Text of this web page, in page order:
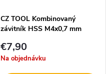
CZ TOOL Kombinovaný
závitník HSS M4x0,7 mm
€7,90
Na objednávku